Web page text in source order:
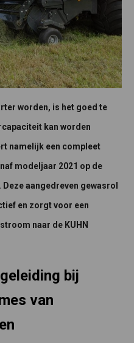
worden, is het goed te
kan worden
namelijk een compleet
modeljaar 2021 op de
aangedreven gewasrol
en zorgt voor een
naar de KUHN
bij
van